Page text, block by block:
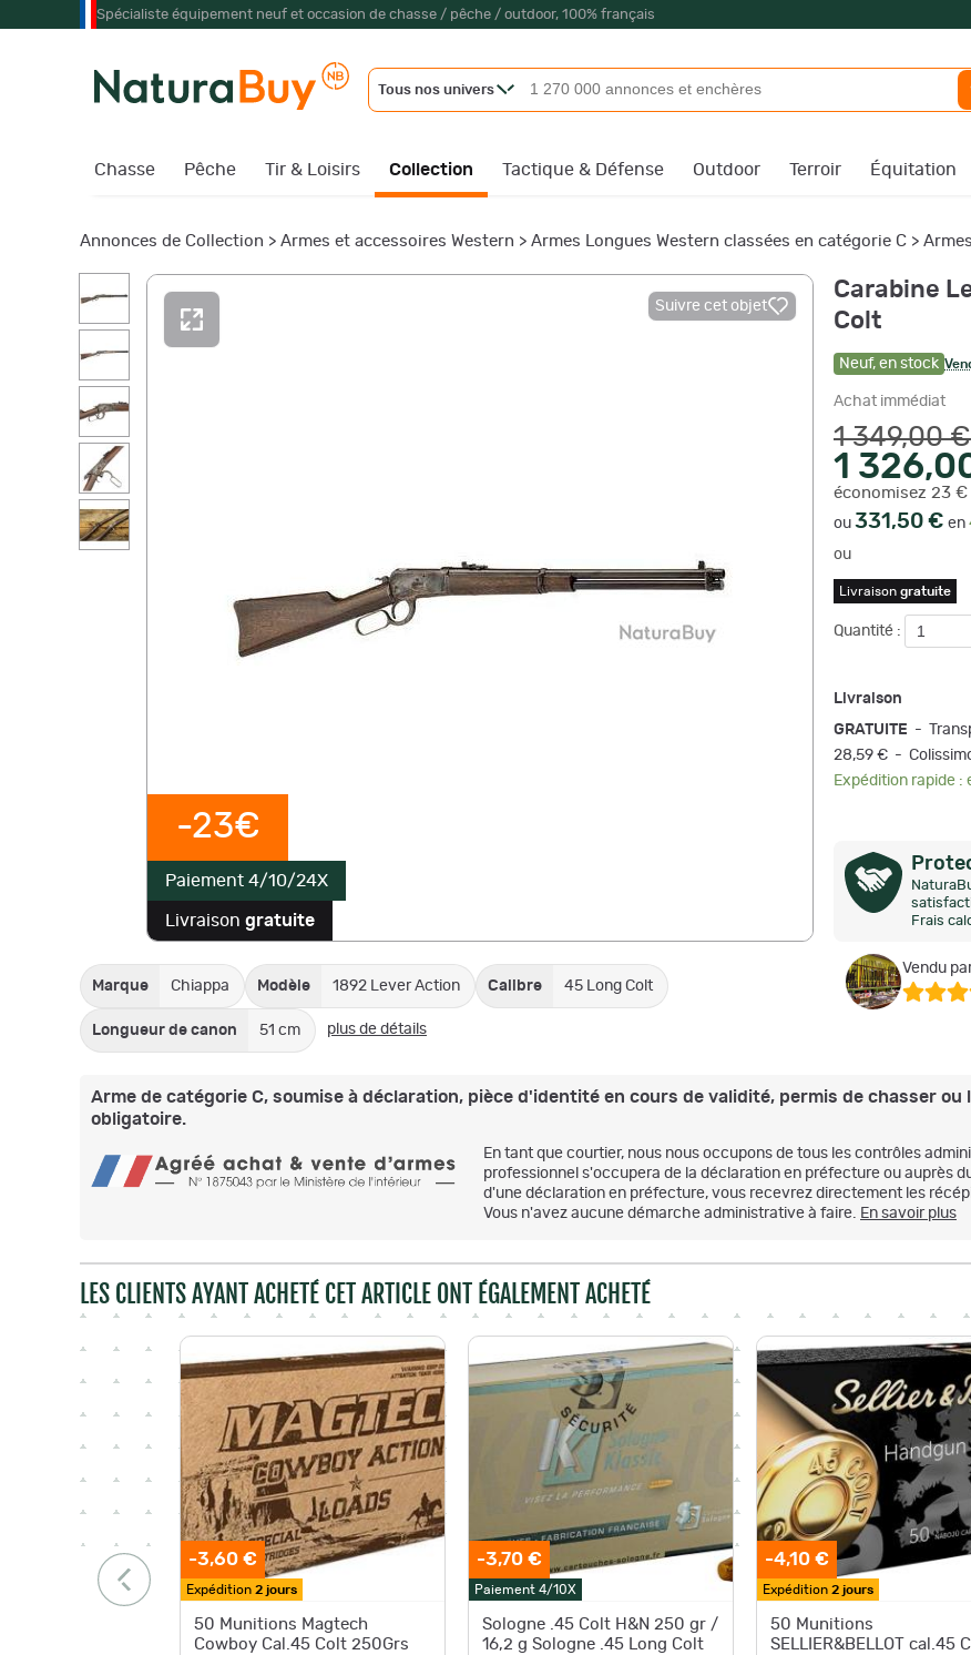
Spécialiste équipement neuf et occasion de chasse / pêche / outdoor, 100% français
Tous nos univers
Chasse Pêche Tir & Loisirs Collection Tactique & Défense Outdoor Terroir Équitation
Annonces de Collection > Armes et accessoires Western > Armes Longues Western classées en catégorie C >
-23€
Paiement 4/10/24X
Livraison gratuite
Suivre cet objet
Marque Chiappa Modèle 1892 Lever Action Calibre 45 Long Colt
Longueur de canon 51 cm plus de détails
Carabine
Colt
Neuf, en stock
Achat immédiat
1 349,00 €
1
économisez 23 €
ou 331,50 € en
ou
Livraison gratuite
Quantité :
Livraison
GRATUITE -
28,59 € -
Expédition rapide :
Frais
Vendu
Arme de catégorie C, soumise à déclaration, pièce d'identité en cours de validité, permis de chasser
obligatoire.
En tant que courtier, nous nous occupons de tous les contrôles
professionnel s'occupera de la déclaration en préfecture ou auprès
d'une déclaration en préfecture, vous recevrez directement les
Vous n'avez aucune démarche administrative à faire. En savoir plus
LES CLIENTS AYANT ACHETÉ CET ARTICLE ONT ÉGALEMENT ACHETÉ
-3,60 €
Expédition 2 jours
50 Munitions Magtech
Cowboy Cal.45 Colt 250Grs
-3,70 €
Paiement 4/10X
Sologne .45 Colt H&N 250 gr /
16,2 g Sologne .45 Long Colt
-4,10 €
Expédition 2 jours
50 Munitions
SELLIER&BELLOT cal.45